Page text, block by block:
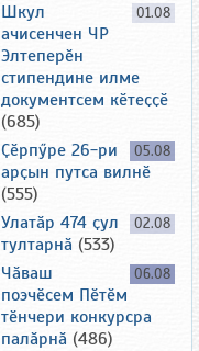
01.08
Шкул
ачисенчен ЧР
Элтеперӗн
стипендине илме
документсем кӗтеҫҫӗ
(685)
05.08
Ҫӗрпӳре 26-ри
арҫын путса вилнӗ
(555)
02.08
Улатӑр 474 ҫул
тултарнӑ (533)
06.08
Чӑваш
поэчӗсем Пӗтӗм
тӗнчери конкурсра
палӑрнӑ (486)